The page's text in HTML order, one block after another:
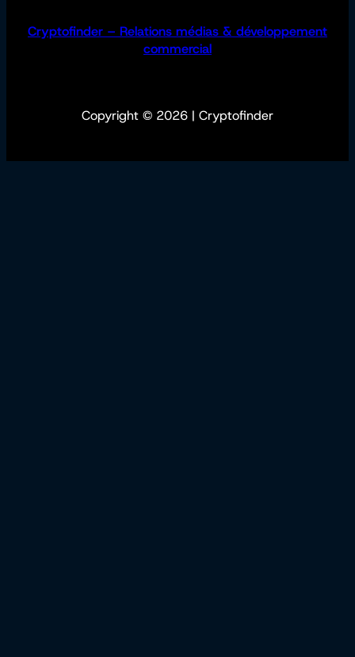
Cryptofinder – Relations médias & développement
commercial
Copyright © 2026 | Cryptofinder